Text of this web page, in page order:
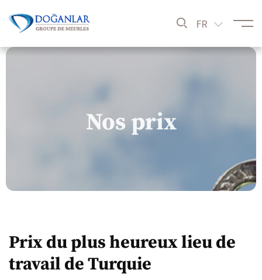
FR
Nos prix
Prix du plus heureux lieu de
travail de Turquie